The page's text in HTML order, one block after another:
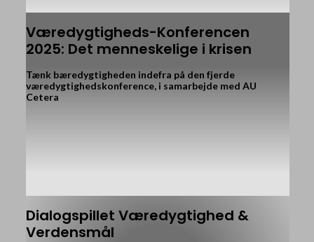
Væredygtigheds-Konferencen
2025: Det menneskelige i krisen
Tænk bæredygtigheden indefra på den fjerde
væredygtig­hedskonference, i samarbejde med AU
Cetera
Dialogspillet Væredygtighed &
Verdensmål